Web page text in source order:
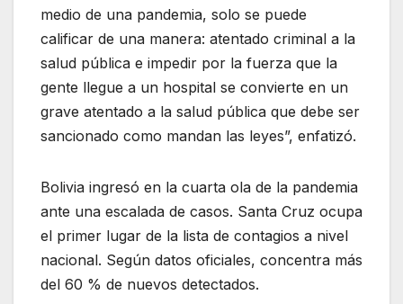
medio de una pandemia, solo se puede
calificar de una manera: atentado criminal a la
salud pública e impedir por la fuerza que la
gente llegue a un hospital se convierte en un
grave atentado a la salud pública que debe ser
sancionado como mandan las leyes”, enfatizó.
Bolivia ingresó en la cuarta ola de la pandemia
ante una escalada de casos. Santa Cruz ocupa
el primer lugar de la lista de contagios a nivel
nacional. Según datos oficiales, concentra más
del 60 % de nuevos detectados.